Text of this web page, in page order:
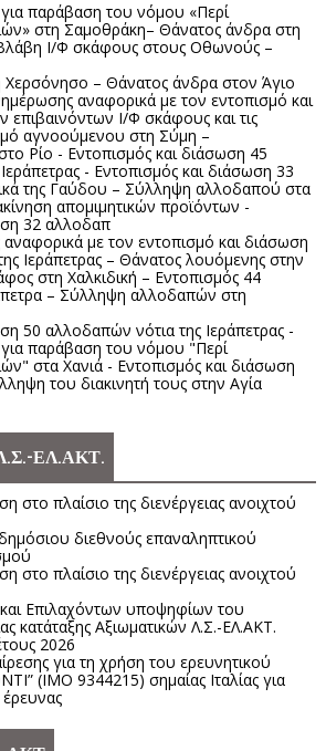
παράβαση του νόμου «Περί
στη Σαμοθράκη– Θάνατος άνδρα στη
Ι/Φ σκάφους στους Οθωνούς –
Χερσόνησο – Θάνατος άνδρα στον Άγιο
αναφορικά με τον εντοπισμό και
Ι/Φ σκάφους και τις
αγνοούμενου στη Σύμη –
Ρίο - Εντοπισμός και διάσωση 45
- Εντοπισμός και διάσωση 33
της Γαύδου – Σύλληψη αλλοδαπού στα
απομιμητικών προϊόντων -
32 αλλοδαπ
με τον εντοπισμό και διάσωση
Ιεράπετρας – Θάνατος λουόμενης στην
στη Χαλκιδική – Εντοπισμός 44
– Σύλληψη αλλοδαπών στη
50 αλλοδαπών νότια της Ιεράπετρας -
παράβαση του νόμου "Περί
στα Χανιά - Εντοπισμός και διάσωση
του διακινητή τους στην Αγία
ΕΛ.ΑΚΤ.
στο πλαίσιο της διενέργειας ανοιχτού
διεθνούς επαναληπτικού
στο πλαίσιο της διενέργειας ανοιχτού
Επιλαχόντων υποψηφίων του
κατάταξης Αξιωματικών Λ.Σ.-ΕΛ.ΑΚΤ.
2026
για τη χρήση του ερευνητικού
(IMO 9344215) σημαίας Ιταλίας για
έρευνας